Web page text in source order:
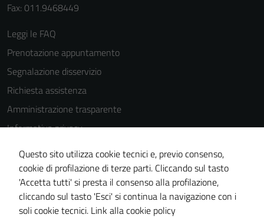
Fax: 011.9468449
Leggi le FAQ
Prenotazione appuntamento
Segnalazione disservizio
Richiesta assistenza
Amministrazione trasparente
Informativa privacy
Cookie Policy
Note legali
Dichiarazione di accessibilità
Piano di miglioramento del sito
Questo sito utilizza cookie tecnici e, previo consenso,
cookie di profilazione di terze parti. Cliccando sul tasto
'Accetta tutti' si presta il consenso alla profilazione,
cliccando sul tasto 'Esci' si continua la navigazione con i
soli cookie tecnici. Link alla cookie policy